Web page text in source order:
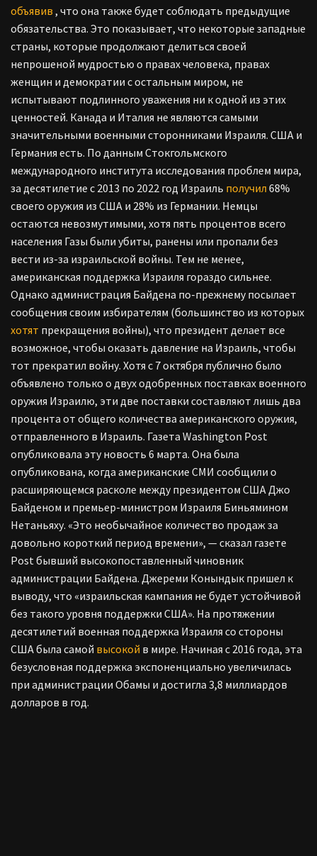
объявив , что она также будет соблюдать предыдущие
обязательства. Это показывает, что некоторые западные
страны, которые продолжают делиться своей
непрошеной мудростью о правах человека, правах
женщин и демократии с остальным миром, не
испытывают подлинного уважения ни к одной из этих
ценностей. Канада и Италия не являются самыми
значительными военными сторонниками Израиля. США и
Германия есть. По данным Стокгольмского
международного института исследования проблем мира,
за десятилетие с 2013 по 2022 год Израиль получил 68%
своего оружия из США и 28% из Германии. Немцы
остаются невозмутимыми, хотя пять процентов всего
населения Газы были убиты, ранены или пропали без
вести из-за израильской войны. Тем не менее,
американская поддержка Израиля гораздо сильнее.
Однако администрация Байдена по-прежнему посылает
сообщения своим избирателям (большинство из которых
хотят прекращения войны), что президент делает все
возможное, чтобы оказать давление на Израиль, чтобы
тот прекратил войну. Хотя с 7 октября публично было
объявлено только о двух одобренных поставках военного
оружия Израилю, эти две поставки составляют лишь два
процента от общего количества американского оружия,
отправленного в Израиль. Газета Washington Post
опубликовала эту новость 6 марта. Она была
опубликована, когда американские СМИ сообщили о
расширяющемся расколе между президентом США Джо
Байденом и премьер-министром Израиля Биньямином
Нетаньяху. «Это необычайное количество продаж за
довольно короткий период времени», — сказал газете
Post бывший высокопоставленный чиновник
администрации Байдена. Джереми Конындык пришел к
выводу, что «израильская кампания не будет устойчивой
без такого уровня поддержки США». На протяжении
десятилетий военная поддержка Израиля со стороны
США была самой высокой в мире. Начиная с 2016 года, эта
безусловная поддержка экспоненциально увеличилась
при администрации Обамы и достигла 3,8 миллиардов
долларов в год.